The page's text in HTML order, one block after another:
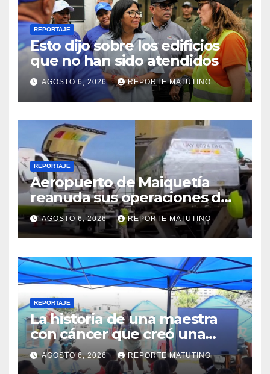
REPORTAJE
Esto dijo sobre los edificios
que no han sido atendidos
AGOSTO 6, 2026 REPORTE MATUTINO
REPORTAJE
Aeropuerto de Maiquetía
reanuda sus operaciones de
carga con primer vuelo
desde Panamá
AGOSTO 6, 2026 REPORTE MATUTINO
REPORTAJE
La historia de una maestra
con cáncer que creó una
escuelita para niños
damnificados en La Guaira
AGOSTO 6, 2026 REPORTE MATUTINO